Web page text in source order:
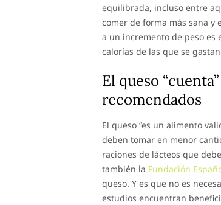
equilibrada, incluso entre
comer de forma más sana
a un incremento de peso es
calorías de las que se
El queso
recomendados
El queso “es un alimento
deben tomar en menor
raciones de lácteos que
también la Fundación
queso. Y es que no es
estudios encuentran